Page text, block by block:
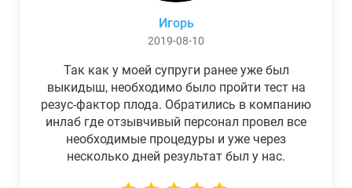
Игорь
2019-08-10
Так как у моей супруги ранее уже был
выкидыш, необходимо было пройти тест на
резус-фактор плода. Обратились в компанию
инлаб где отзывчивый персонал провел все
необходимые процедуры и уже через
несколько дней результат был у нас.